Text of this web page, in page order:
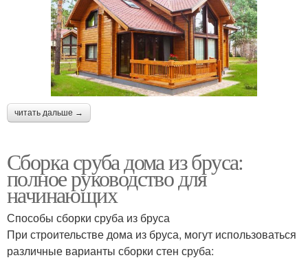
читать дальше →
Сборка сруба дома из бруса:
полное руководство для
начинающих
Способы сборки сруба из бруса
При строительстве дома из бруса, могут использоваться
различные варианты сборки стен сруба: